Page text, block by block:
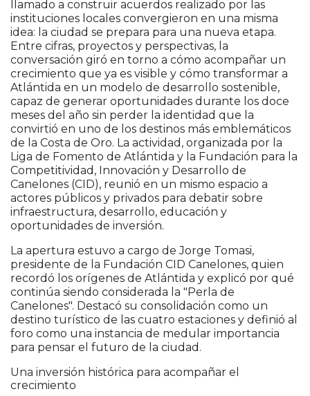
llamado a construir acuerdos realizado por las
instituciones locales convergieron en una misma
idea: la ciudad se prepara para una nueva etapa.
Entre cifras, proyectos y perspectivas, la
conversación giró en torno a cómo acompañar un
crecimiento que ya es visible y cómo transformar a
Atlántida en un modelo de desarrollo sostenible,
capaz de generar oportunidades durante los doce
meses del año sin perder la identidad que la
convirtió en uno de los destinos más emblemáticos
de la Costa de Oro. La actividad, organizada por la
Liga de Fomento de Atlántida y la Fundación para la
Competitividad, Innovación y Desarrollo de
Canelones (CID), reunió en un mismo espacio a
actores públicos y privados para debatir sobre
infraestructura, desarrollo, educación y
oportunidades de inversión.
La apertura estuvo a cargo de Jorge Tomasi,
presidente de la Fundación CID Canelones, quien
recordó los orígenes de Atlántida y explicó por qué
continúa siendo considerada la "Perla de
Canelones". Destacó su consolidación como un
destino turístico de las cuatro estaciones y definió al
foro como una instancia de medular importancia
para pensar el futuro de la ciudad.
Una inversión histórica para acompañar el
crecimiento